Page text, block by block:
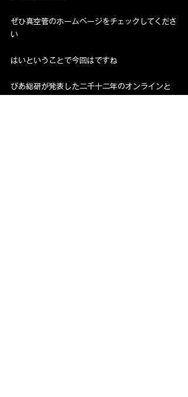
ぜひ真空管のホームページをチェックしてくださ
い
はいということで今回はですね
ぴあ総研が発表した二千十二年のオンラインと